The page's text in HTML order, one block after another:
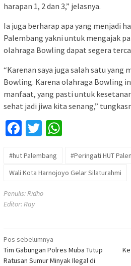
harapan 1, 2 dan 3,” jelasnya.
Ia juga berharap apa yang menjadi
Palembang yakni untuk mengajak
olahraga Bowling dapat segera
“Karenan saya juga salah satu yang
Bowling. Karena olahraga Bowling
manfaat, yang pasti untuk
sehat jadi jiwa kita senang,”
Facebook
Twitter
#hut Palembang
#Peringati HUT
Wali Kota Harnojoyo Gelar Silaturahmi
Penulis: Ridho
Editor: Ray
Navigasi
pos
Pos sebelumnya
Tim Gabungan Polres Muba Tutup
Ratusan Sumur Minyak Ilegal di